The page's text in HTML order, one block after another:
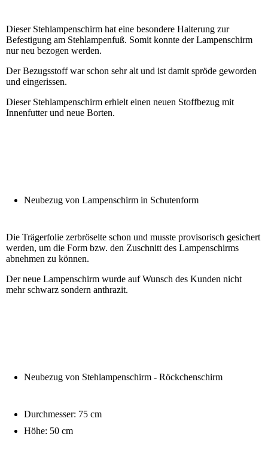
Dieser Stehlampenschirm hat eine besondere Halterung zur
Befestigung am Stehlampenfuß. Somit konnte der Lampenschirm
nur neu bezogen werden.
Der Bezugsstoff war schon sehr alt und ist damit spröde geworden
und eingerissen.
Dieser Stehlampenschirm erhielt einen neuen Stoffbezug mit
Innenfutter und neue Borten.
Neubezug von Lampenschirm in Schutenform
Die Trägerfolie zerbröselte schon und musste provisorisch gesichert
werden, um die Form bzw. den Zuschnitt des Lampenschirms
abnehmen zu können.
Der neue Lampenschirm wurde auf Wunsch des Kunden nicht
mehr schwarz sondern anthrazit.
Neubezug von Stehlampenschirm - Röckchenschirm
Durchmesser: 75 cm
Höhe: 50 cm